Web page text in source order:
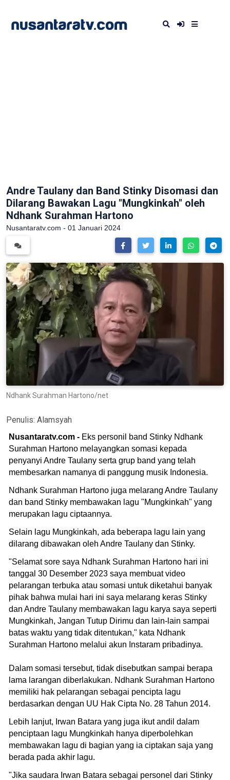
Andre Taulany dan Band Stinky Disomasi dan
Dilarang Bawakan Lagu "Mungkinkah" oleh
Ndhank Surahman Hartono
Nusantaratv.com - 01 Januari 2024
Ndhank Surahman Hartono/net
Penulis: Alamsyah
Nusantaratv.com - Eks personil band Stinky Ndhank
Surahman Hartono melayangkan somasi kepada
penyanyi Andre Taulany serta grup band yang telah
membesarkan namanya di panggung musik Indonesia.
Ndhank Surahman Hartono juga melarang Andre Taulany
dan band Stinky membawakan lagu "Mungkinkah" yang
merupakan lagu ciptaannya.
Selain lagu Mungkinkah, ada beberapa lagu lain yang
dilarang dibawakan oleh Andre Taulany dan Stinky.
"Selamat sore saya Ndhank Surahman Hartono hari ini
tanggal 30 Desember 2023 saya membuat video
pelarangan terbuka atau somasi untuk diketahui banyak
pihak bahwa mulai hari ini saya melarang keras Stinky
dan Andre Taulany membawakan lagu karya saya seperti
Mungkinkah, Jangan Tutup Dirimu dan lain-lain sampai
batas waktu yang tidak ditentukan," kata Ndhank
Surahman Hartono melalui akun Instaram pribadinya.
Dalam somasi tersebut, tidak disebutkan sampai berapa
lama larangan diberlakukan. Ndhank Surahman Hartono
memiliki hak pelarangan sebagai pencipta lagu
berdasarkan dengan UU Hak Cipta No. 28 Tahun 2014.
Lebih lanjut, Irwan Batara yang juga ikut andil dalam
penciptaan lagu Mungkinkah hanya diperbolehkan
membawakan lagu di bagian yang ia ciptakan saja yang
berada pada akhir lagu.
"Jika saudara Irwan Batara sebagai personel dari Stinky